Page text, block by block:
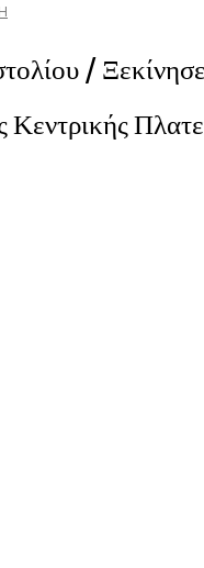
/
Κεντρικής